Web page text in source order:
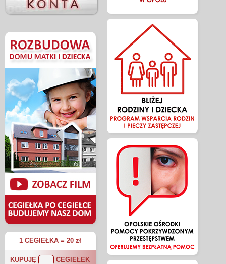
1 CEGIEŁKA = 20 zł
KUPUJĘ CEGIEŁEK